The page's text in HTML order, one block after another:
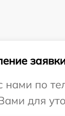
нами по
для